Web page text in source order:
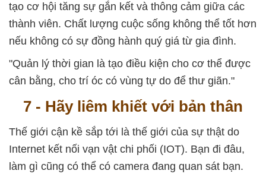
tạo cơ hội tăng sự gắn kết và thông cảm giữa các
thành viên. Chất lượng cuộc sống không thể tốt hơn
nếu không có sự đồng hành quý giá từ gia đình.
"Quản lý thời gian là tạo điều kiện cho cơ thể được
cân bằng, cho trí óc có vùng tự do để thư giãn."
7 - Hãy liêm khiết với bản thân
Thế giới cận kề sắp tới là thế giới của sự thật do
Internet kết nối vạn vật chi phối (IOT). Bạn đi đâu,
làm gì cũng có thể có camera đang quan sát bạn.